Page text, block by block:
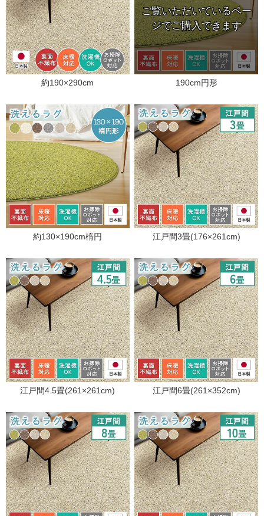
約190×290cm 190cm円形
約130×190cm楕円 江戸間3畳(176×261cm)
江戸間4.5畳(261×261cm) 江戸間6畳(261×352cm)